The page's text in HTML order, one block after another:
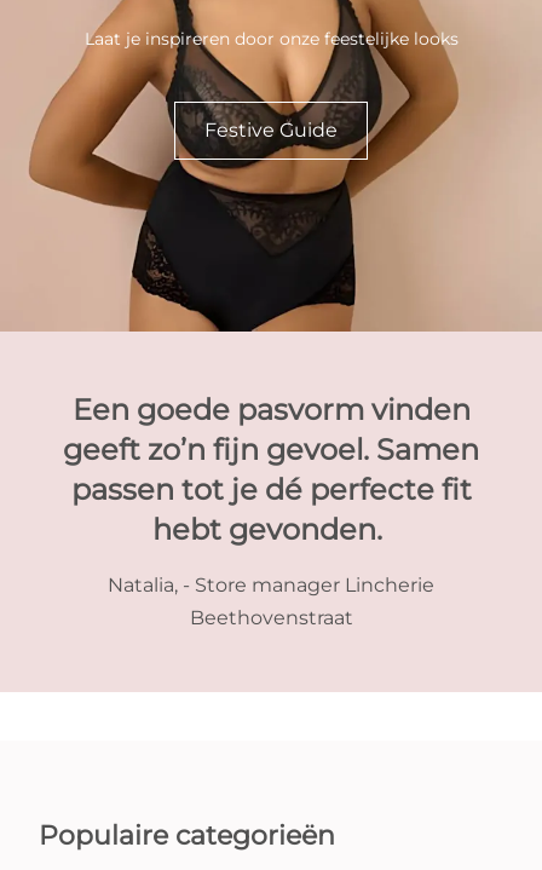
Laat je inspireren door onze feestelijke looks
Festive Guide
Een goede pasvorm vinden
geeft zo’n fijn gevoel. Samen
passen tot je dé perfecte fit
hebt gevonden.​ ​
Natalia, - Store manager Lincherie
Beethovenstraat
Populaire categorieën